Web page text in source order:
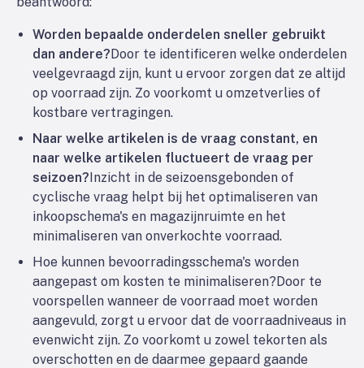
Worden bepaalde onderdelen sneller gebruikt
dan andere? Door te identificeren welke onderdelen
veelgevraagd zijn, kunt u ervoor zorgen dat ze altijd
op voorraad zijn. Zo voorkomt u omzetverlies of
kostbare vertragingen.
Naar welke artikelen is de vraag constant, en
naar welke artikelen fluctueert de vraag per
seizoen? Inzicht in de seizoensgebonden of
cyclische vraag helpt bij het optimaliseren van
inkoopschema's en magazijnruimte en het
minimaliseren van onverkochte voorraad.
Hoe kunnen bevoorradingsschema's worden
aangepast om kosten te minimaliseren? Door te
voorspellen wanneer de voorraad moet worden
aangevuld, zorgt u ervoor dat de voorraadniveaus in
evenwicht zijn. Zo voorkomt u zowel tekorten als
overschotten en de daarmee gepaard gaande